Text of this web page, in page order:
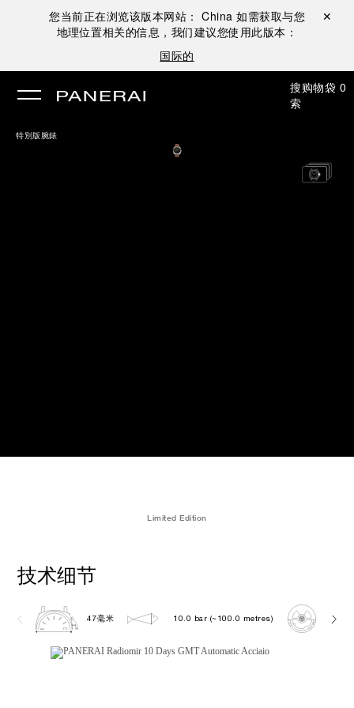
您当前正在浏览该版本网站： China 如需获取与您
地理位置相关的信息，我们建议您使用此版本：
国际的
关闭 ✕
搜
索
购物袋 0
特別版腕錶
Limited Edition
技术细节
47毫米 10.0 bar (~100.0 metres)